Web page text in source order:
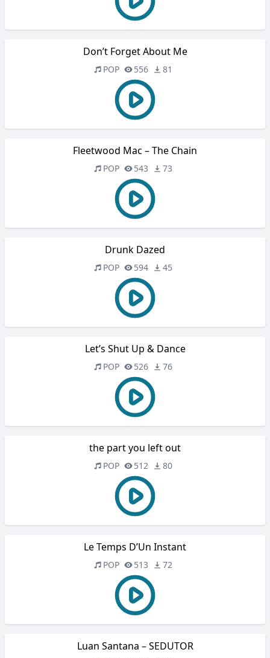
Don’t Forget About Me
POP 556 81
Fleetwood Mac – The Chain
POP 543 73
Drunk Dazed
POP 594 45
Let’s Shut Up & Dance
POP 526 76
the part you left out
POP 512 80
Le Temps D’Un Instant
POP 513 72
Luan Santana – SEDUTOR